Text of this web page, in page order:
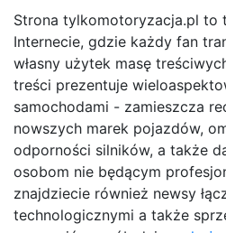
Strona tylkomotoryzacja.pl to
Internecie, gdzie każdy fan
własny użytek masę
treści prezentuje
samochodami - zamieszcza
nowszych marek pojazdów,
odporności silników, a także
osobom nie będącym
znajdziecie również newsy
technologicznymi a także